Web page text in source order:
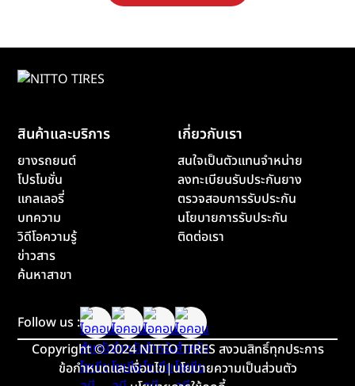
สินค้าและบริการ
ยางรถยนต์
โปรโมชั่น
แกลเลอรี่
บทความ
วิดีโอความรู้
ข่าวสาร
ค้นหาสาขา
เกี่ยวกับเรา
สนใจเป็นตัวแทนจำหน่าย
ลงทะเบียนรับประกันยาง
ตรวจสอบการรับประกัน
นโยบายการรับประกัน
ติดต่อเรา
Follow us :
Copyright©2024 NITTO TIRES สงวนสิทธิ์ทุกประการ
ข้อกำหนดและเงื่อนไข|นโยบายความเป็นส่วนตัว